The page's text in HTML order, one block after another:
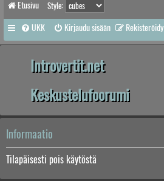
Etusivu Style:
UKK Kirjaudu sisään Rekisteröidy
Introvertit.net
Keskustelufoorumi
Informaatio
Tilapäisesti pois käytöstä